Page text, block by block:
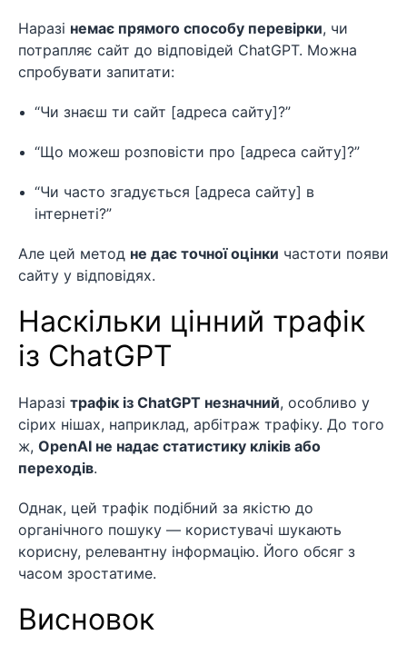
Наразі немає прямого способу перевірки, чи
потрапляє сайт до відповідей ChatGPT. Можна
спробувати запитати:
“Чи знаєш ти сайт [адреса сайту]?”
“Що можеш розповісти про [адреса сайту]?”
“Чи часто згадується [адреса сайту] в
інтернеті?”
Але цей метод не дає точної оцінки частоти появи
сайту у відповідях.
Наскільки цінний трафік
із ChatGPT
Наразі трафік із ChatGPT незначний, особливо у
сірих нішах, наприклад, арбітраж трафіку. До того
ж, OpenAI не надає статистику кліків або
переходів.
Однак, цей трафік подібний за якістю до
органічного пошуку — користувачі шукають
корисну, релевантну інформацію. Його обсяг з
часом зростатиме.
Висновок